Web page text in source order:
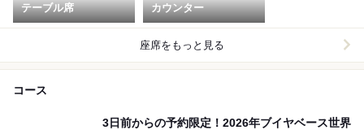
テーブル席 カウンター
座席をもっと見る
コース
3日前からの予約限定！2026年ブイヤベース世界